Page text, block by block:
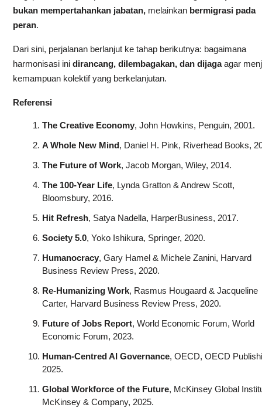
bukan mempertahankan jabatan, melainkanbermigrasi pada
peran.
Dari sini, perjalanan berlanjut ke tahap berikutnya: bagaimana
harmonisasi ini dirancang, dilembagakan, dan dijagaagar
kemampuan kolektif yang berkelanjutan.
Referensi
The Creative Economy, John Howkins, Penguin, 2001.
A Whole New Mind, Daniel H. Pink, Riverhead Books,
The Future of Work, Jacob Morgan, Wiley, 2014.
The 100‑Year Life, Lynda Gratton & Andrew Scott,
Bloomsbury, 2016.
Hit Refresh, Satya Nadella, HarperBusiness, 2017.
Society 5.0, Yoko Ishikura, Springer, 2020.
Humanocracy, Gary Hamel & Michele Zanini, Harvard
Business Review Press, 2020.
Re‑Humanizing Work, Rasmus Hougaard & Jacqueline
Carter, Harvard Business Review Press, 2020.
Future of Jobs Report, World Economic Forum, World
Economic Forum, 2023.
Human‑Centred AI Governance, OECD, OECD
2025.
Global Workforce of the Future, McKinsey Global
McKinsey & Company, 2025.